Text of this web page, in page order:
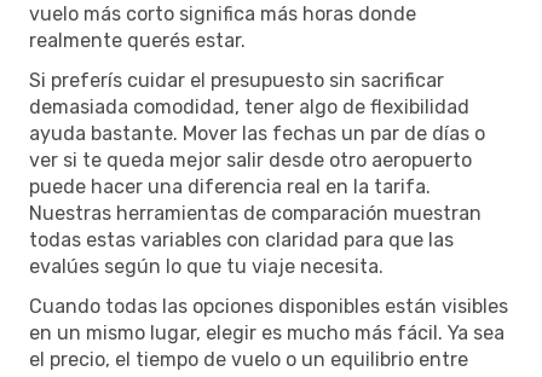
vuelo más corto significa más horas donde
realmente querés estar.
Si preferís cuidar el presupuesto sin sacrificar
demasiada comodidad, tener algo de flexibilidad
ayuda bastante. Mover las fechas un par de días o
ver si te queda mejor salir desde otro aeropuerto
puede hacer una diferencia real en la tarifa.
Nuestras herramientas de comparación muestran
todas estas variables con claridad para que las
evalúes según lo que tu viaje necesita.
Cuando todas las opciones disponibles están visibles
en un mismo lugar, elegir es mucho más fácil. Ya sea
el precio, el tiempo de vuelo o un equilibrio entre